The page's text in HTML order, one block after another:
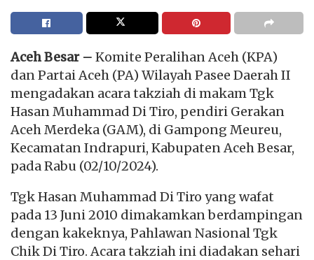
Aceh Besar – Komite Peralihan Aceh (KPA)
dan Partai Aceh (PA) Wilayah Pasee Daerah II
mengadakan acara takziah di makam Tgk
Hasan Muhammad Di Tiro, pendiri Gerakan
Aceh Merdeka (GAM), di Gampong Meureu,
Kecamatan Indrapuri, Kabupaten Aceh Besar,
pada Rabu (02/10/2024).
Tgk Hasan Muhammad Di Tiro yang wafat
pada 13 Juni 2010 dimakamkan berdampingan
dengan kakeknya, Pahlawan Nasional Tgk
Chik Di Tiro. Acara takziah ini diadakan sehari